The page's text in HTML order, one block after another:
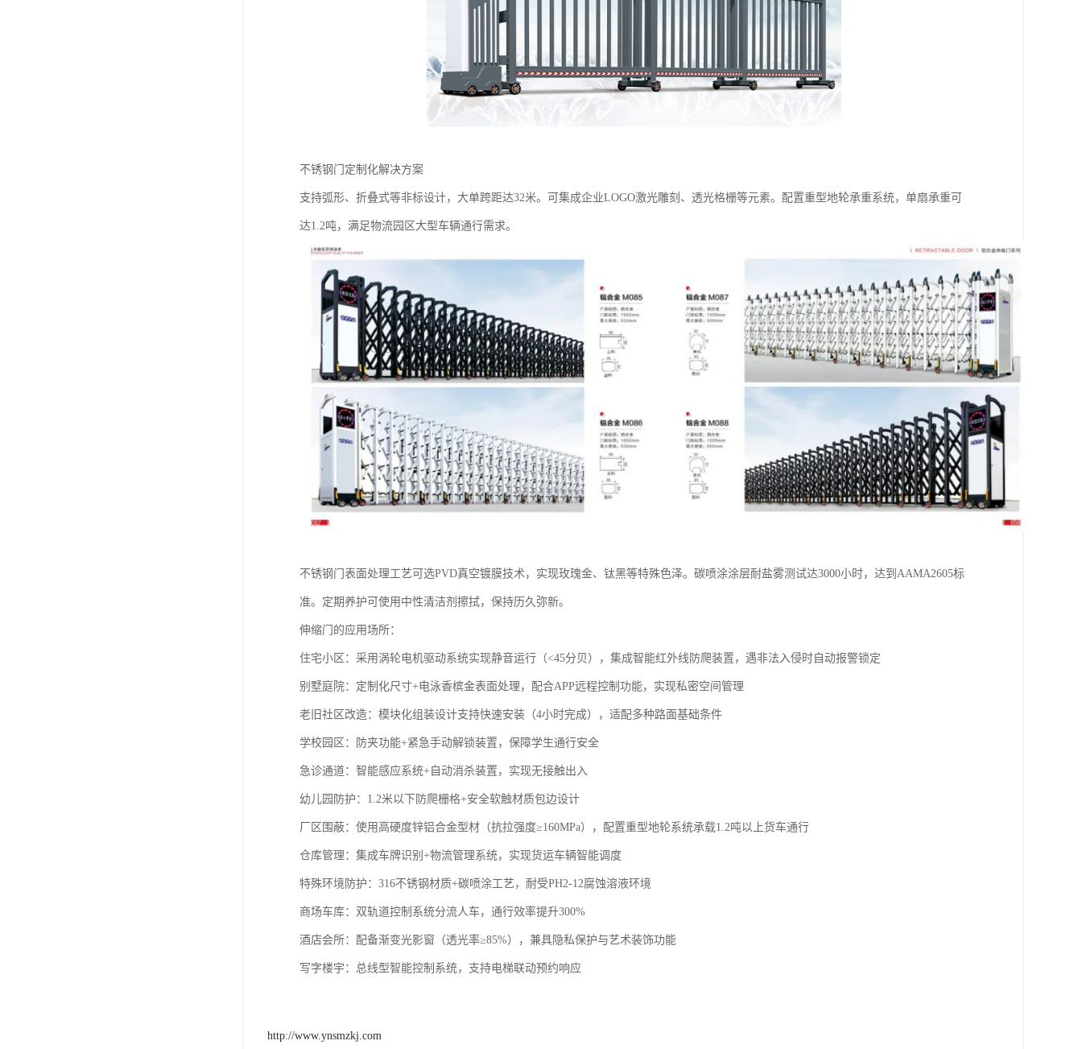
不锈钢门定制化解决方案‌
支持弧形、折叠式等非标设计，大单跨距达32米。可集成企业LOGO激光雕刻、透光格栅等元素。配置重型地轮承重系统，单扇承重可
达1.2吨，满足物流园区大型车辆通行需求。
‌不锈钢门表面处理工艺‌可选PVD真空镀膜技术，实现玫瑰金、钛黑等特殊色泽。碳喷涂涂层耐盐雾测试达3000小时，达到AAMA2605标
准。定期养护可使用中性清洁剂擦拭，保持历久弥新。
伸缩门的应用场所：
住宅小区‌：采用涡轮电机驱动系统实现静音运行（<45分贝），集成智能红外线防爬装置，遇非法入侵时自动报警锁定
‌别墅庭院‌：定制化尺寸+电泳香槟金表面处理，配合APP远程控制功能，实现私密空间管理
‌老旧社区改造‌：模块化组装设计支持快速安装（4小时完成），适配多种路面基础条件
学校园区：防夹功能+紧急手动解锁装置，保障学生通行安全
急诊通道：智能感应系统+自动消杀装置，实现无接触出入
幼儿园防护：1.2米以下防爬栅格+安全软触材质包边设计
厂区围蔽‌：使用高硬度锌铝合金型材（抗拉强度≥160MPa），配置重型地轮系统承载1.2吨以上货车通行
‌仓库管理‌：集成车牌识别+物流管理系统，实现货运车辆智能调度
‌特殊环境防护‌：316不锈钢材质+碳喷涂工艺，耐受PH2-12腐蚀溶液环境
商场车库‌：双轨道控制系统分流人车，通行效率提升300%
‌酒店会所‌：配备渐变光影窗（透光率≥85%），兼具隐私保护与艺术装饰功能
‌写字楼宇‌：总线型智能控制系统，支持电梯联动预约响应
http://www.ynsmzkj.com